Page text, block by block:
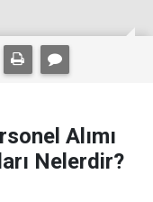
Alımı
Nelerdir?